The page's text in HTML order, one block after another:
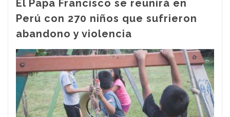
El Papa Francisco se reunirá en
Perú con 270 niños que sufrieron
abandono y violencia